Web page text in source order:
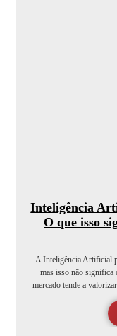
Inteligência
O que isso
A Inteligência Artificial
mas isso não significa
mercado tende a